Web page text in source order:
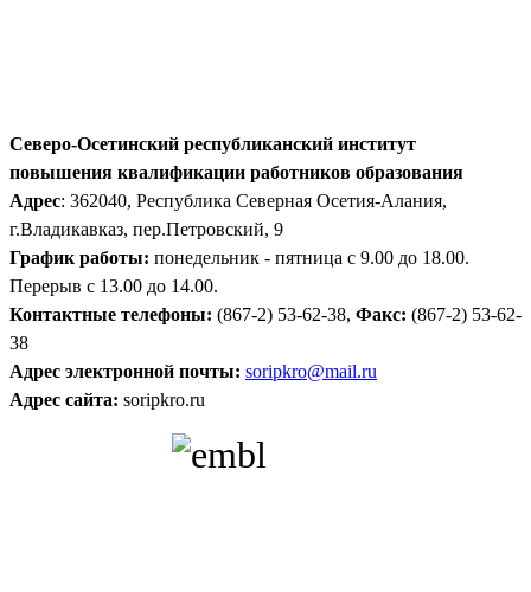
Северо-Осетинский республиканский институт
повышения квалификации работников образования
Адрес: 362040, Республика Северная Осетия-Алания,
г.Владикавказ, пер.Петровский, 9
График работы: понедельник - пятница с 9.00 до 18.00.
Перерыв с 13.00 до 14.00.
Контактные телефоны: (867-2) 53-62-38, Факс: (867-2) 53-62-
38
Адрес электронной почты: soripkro@mail.ru
Адрес сайта: soripkro.ru